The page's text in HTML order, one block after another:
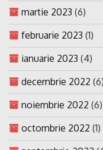
martie 2023 (6)
februarie 2023 (1)
ianuarie 2023 (4)
decembrie 2022 (6)
noiembrie 2022 (6)
octombrie 2022 (1)